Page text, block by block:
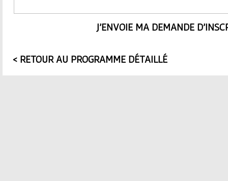
< RETOUR AU PROGRAMME DÉTAILLÉ